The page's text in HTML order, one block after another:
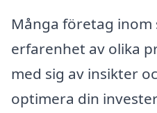
Många företag
erfarenhet av olika
med sig av insikter
optimera din